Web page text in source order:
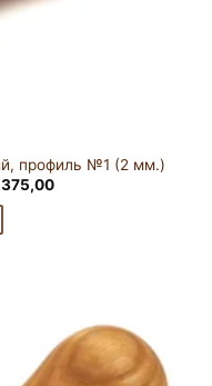
профиль №1 (2 мм.)
375,00Текущая